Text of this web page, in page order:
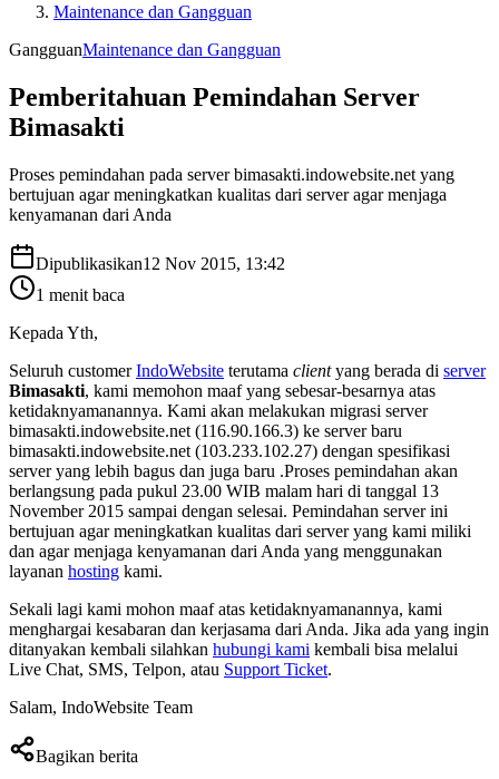
Maintenance dan Gangguan
GangguanMaintenance dan Gangguan
Pemberitahuan Pemindahan Server
Bimasakti
Proses pemindahan pada server bimasakti.indowebsite.net yang
bertujuan agar meningkatkan kualitas dari server agar menjaga
kenyamanan dari Anda
Dipublikasikan12 Nov 2015, 13:42
1 menit baca
Kepada Yth,
Seluruh customerIndoWebsite terutama clientyang berada di server
Bimasakti, kami memohon maaf yang sebesar-besarnya atas
ketidaknyamanannya. Kami akan melakukan migrasi server
bimasakti.indowebsite.net (116.90.166.3) ke server baru
bimasakti.indowebsite.net (103.233.102.27) dengan spesifikasi
server yang lebih bagus dan juga baru .Proses pemindahan akan
berlangsung pada pukul 23.00 WIB malam hari di tanggal 13
November 2015 sampai dengan selesai. Pemindahan server ini
bertujuan agar meningkatkan kualitas dari server yang kami miliki
dan agar menjaga kenyamanan dari Anda yang menggunakan
layanan hosting kami.
Sekali lagi kami mohon maaf atas ketidaknyamanannya, kami
menghargai kesabaran dan kerjasama dari Anda. Jika ada yang ingin
ditanyakan kembali silahkan hubungi kami kembali bisa melalui
Live Chat, SMS, Telpon, atau Support Ticket.
Salam, IndoWebsite Team
Bagikan berita